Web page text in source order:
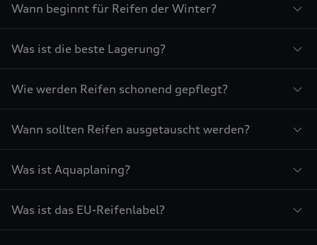
Wann beginnt für Reifen der Winter?
Was ist die beste Lagerung?
Wie werden Reifen schonend gepflegt?
Wann sollten Reifen ausgetauscht werden?
Was ist Aquaplaning?
Was ist das EU-Reifenlabel?